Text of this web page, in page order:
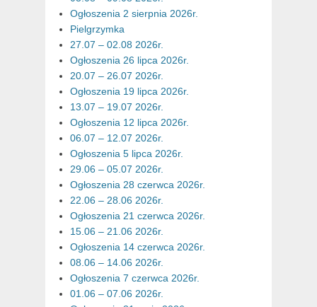
Ogłoszenia 2 sierpnia 2026r.
Pielgrzymka
27.07 – 02.08 2026r.
Ogłoszenia 26 lipca 2026r.
20.07 – 26.07 2026r.
Ogłoszenia 19 lipca 2026r.
13.07 – 19.07 2026r.
Ogłoszenia 12 lipca 2026r.
06.07 – 12.07 2026r.
Ogłoszenia 5 lipca 2026r.
29.06 – 05.07 2026r.
Ogłoszenia 28 czerwca 2026r.
22.06 – 28.06 2026r.
Ogłoszenia 21 czerwca 2026r.
15.06 – 21.06 2026r.
Ogłoszenia 14 czerwca 2026r.
08.06 – 14.06 2026r.
Ogłoszenia 7 czerwca 2026r.
01.06 – 07.06 2026r.